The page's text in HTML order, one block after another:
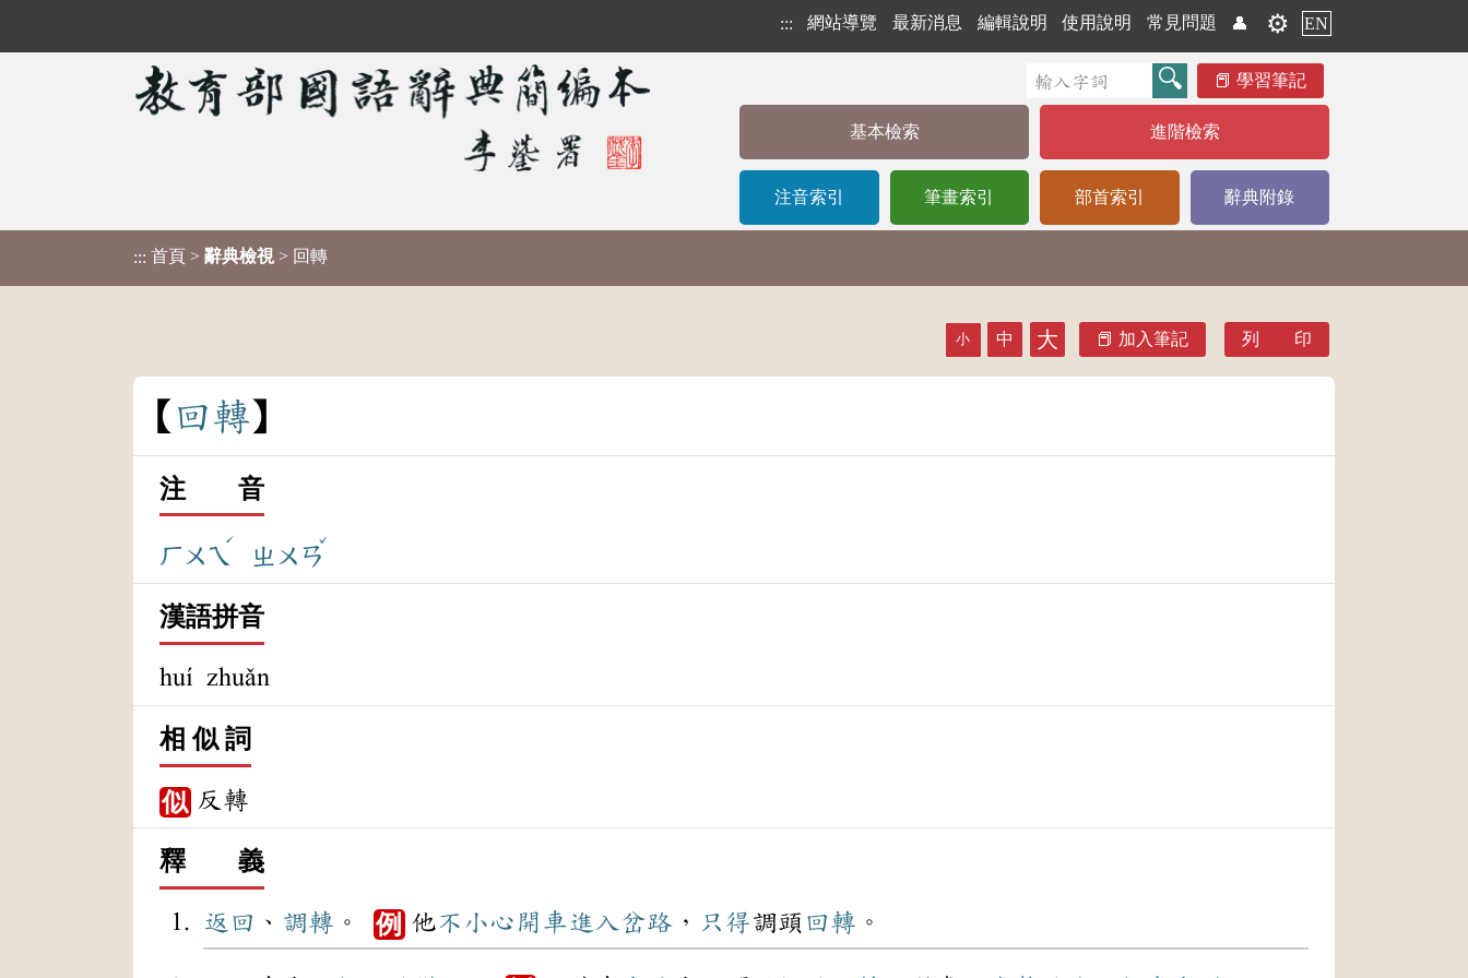
::: 網站導覽 最新消息 編輯說明 使用說明 常見問題 👤 ⚙️ EN
學習筆記
基本檢索 進階檢索
注音索引 筆畫索引 部首索引 辭典附錄
::: 首頁 > 辭典檢視 > 回轉
小 中 大 加入筆記 列 印
回轉
注 音
ㄏㄨㄟ
ˊ
ㄓㄨㄢ
ˇ
漢語拼音
huí zhuǎn
相 似 詞
似 反轉
釋 義
返回 、 調轉 。 例 他不小心 開車進入岔路， 只得調頭 回轉 。